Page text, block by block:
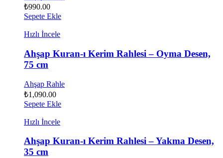
₺990.00
Sepete Ekle
Hızlı İncele
Ahşap Kuran-ı Kerim Rahlesi – Oyma Desen,
75 cm
Ahşap Rahle
₺1,090.00
Sepete Ekle
Hızlı İncele
Ahşap Kuran-ı Kerim Rahlesi – Yakma Desen,
35 cm